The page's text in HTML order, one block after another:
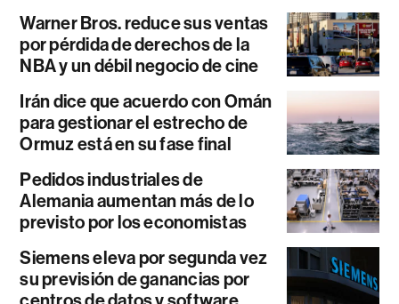
Warner Bros. reduce sus ventas
por pérdida de derechos de la
NBA y un débil negocio de cine
Irán dice que acuerdo con Omán
para gestionar el estrecho de
Ormuz está en su fase final
Pedidos industriales de
Alemania aumentan más de lo
previsto por los economistas
Siemens eleva por segunda vez
su previsión de ganancias por